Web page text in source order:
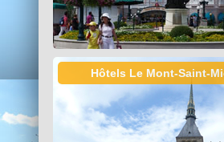
Hôtels Le Mont-Saint-